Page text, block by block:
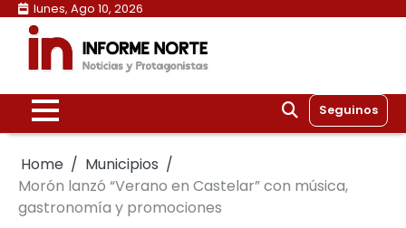
Skip
content
lunes, Ago 10, 2026
Seguinos
Home
Municipios
Morón lanzó “Verano en Castelar” con música,
gastronomía y promociones